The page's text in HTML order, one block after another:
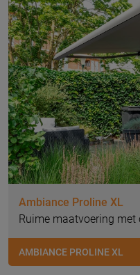
Ambiance Proline XL
Ruime maatvoering
AMBIANCE PROLINE XL